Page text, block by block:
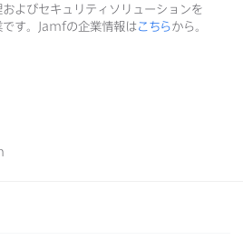
よび​セキュリティソリューションを​
す。
Jamfの​企業情報はこちらから。